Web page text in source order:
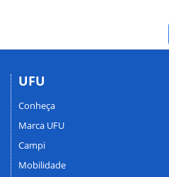
UFU
Conheça
Marca UFU
Campi
Mobilidade